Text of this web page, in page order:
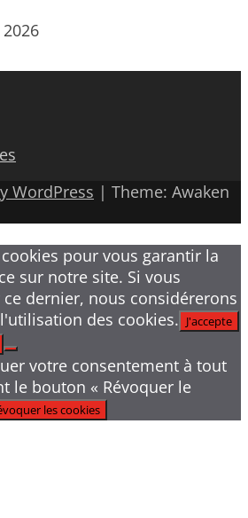
WordPress | Theme: Awaken
pour vous garantir la
sur notre site. Si vous
dernier, nous considérerons
des cookies. J'accepte
votre consentement à tout
le bouton « Révoquer le
les cookies